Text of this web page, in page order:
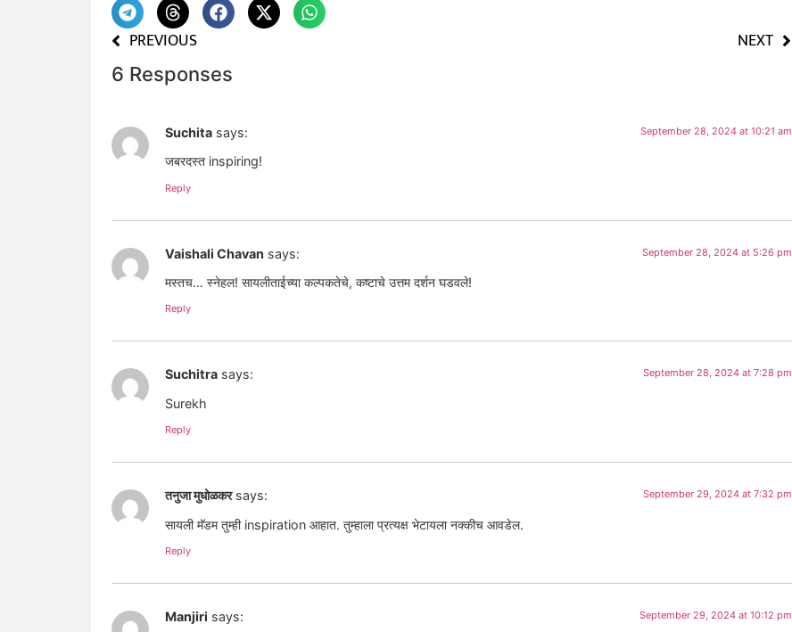
PREVIOUS NEXT
6 Responses
Suchita says: September 28, 2024 at 10:21 am
जबरदस्त inspiring!
Reply
Vaishali Chavan says: September 28, 2024 at 5:26 pm
मस्तच… स्नेहल! सायलीताईच्या कल्पकतेचे, कष्टाचे उत्तम दर्शन घडवले!
Reply
Suchitra says: September 28, 2024 at 7:28 pm
Surekh
Reply
तनुजा मुधोळकर says: September 29, 2024 at 7:32 pm
सायली मॅडम तुम्ही inspiration आहात. तुम्हाला प्रत्यक्ष भेटायला नक्कीच आवडेल.
Reply
Manjiri says: September 29, 2024 at 10:12 pm